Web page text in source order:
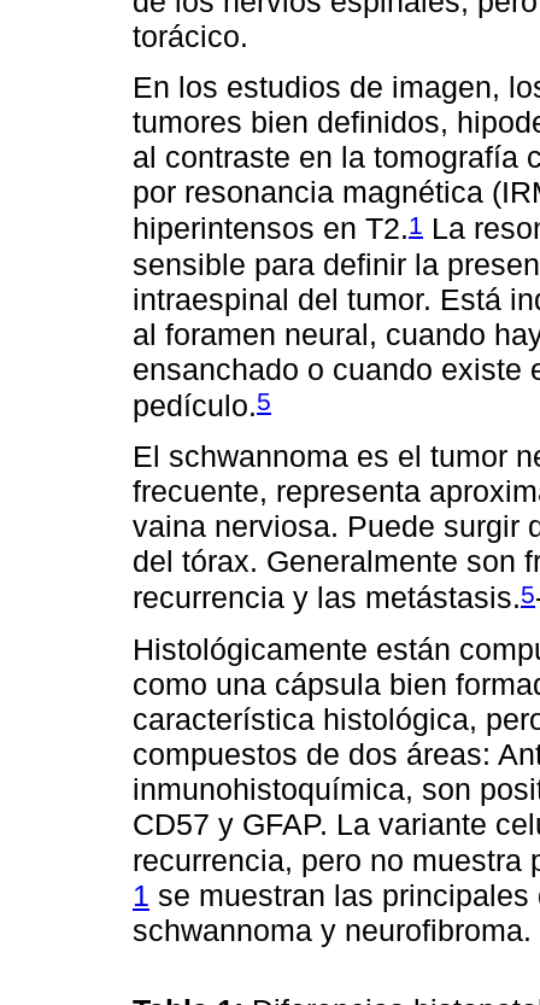
torácico.
En los estudios de imagen,
tumores bien definidos,
al contraste en la tomografía
por resonancia magnética
hiperintensos en T2.1 La
sensible para definir la
intraespinal del tumor. Está
al foramen neural, cuando
ensanchado o cuando existe
pedículo.5
El schwannoma es el tumor
frecuente, representa
vaina nerviosa. Puede surgir
del tórax. Generalmente son
recurrencia y las metástasis.5
Histológicamente están
como una cápsula bien
característica histológica,
compuestos de dos áreas:
inmunohistoquímica, son
CD57 y GFAP. La variante
recurrencia, pero no muestra
1 se muestran las
schwannoma y neurofibroma.